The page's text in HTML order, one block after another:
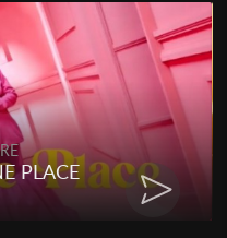
PLACE